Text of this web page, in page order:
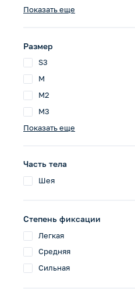
Показать еще
Размер
S3
M
M2
M3
Показать еще
Часть тела
Шея
Степень фиксации
Легкая
Средняя
Сильная